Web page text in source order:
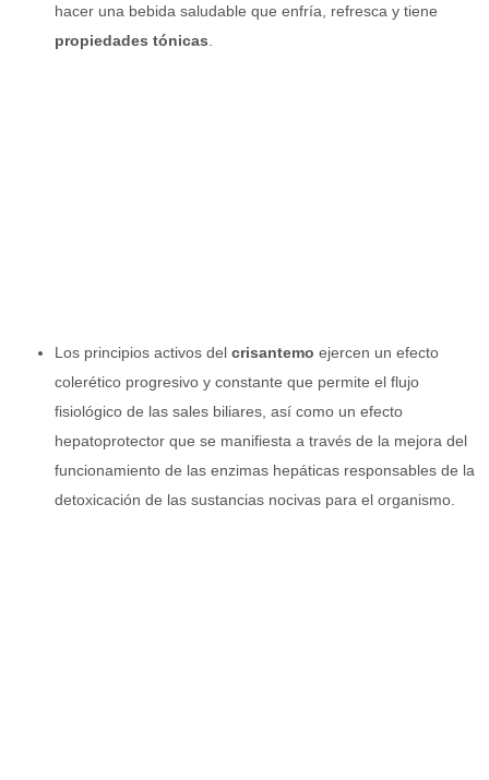
hacer una bebida saludable que enfría, refresca y tiene
propiedades tónicas
Los principios activos del crisantemo ejercen un efecto
colerético progresivo y constante que permite el flujo
fisiológico de las sales biliares, así como un efecto
hepatoprotector que se manifiesta a través de la mejora del
funcionamiento de las enzimas hepáticas responsables de la
detoxicación de las sustancias nocivas para el organismo.